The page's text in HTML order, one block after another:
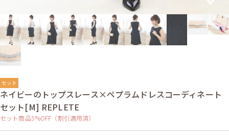
セット
ネイビーのトップスレース×ペプラムドレスコーディネート
セット[M] REPLETE
セット商品5%OFF（割引適用済）